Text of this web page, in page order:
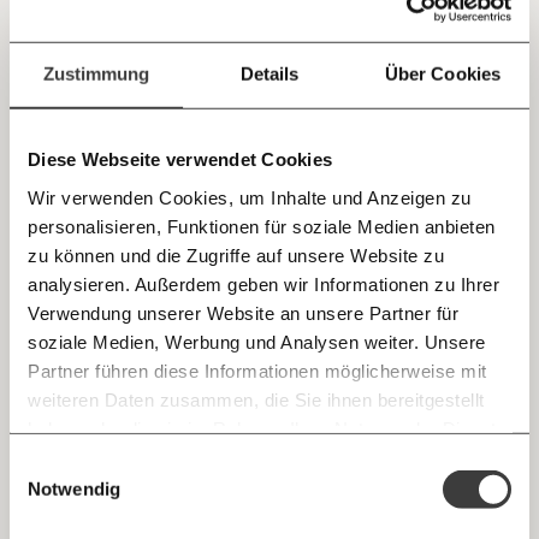
Zustimmung Details Über Cookies
Diese Webseite verwendet Cookies
Wir verwenden Cookies, um Inhalte und Anzeigen zu
personalisieren, Funktionen für soziale Medien anbieten
zu können und die Zugriffe auf unsere Website zu
analysieren. Außerdem geben wir Informationen zu Ihrer
Verwendung unserer Website an unsere Partner für
soziale Medien, Werbung und Analysen weiter. Unsere
Partner führen diese Informationen möglicherweise mit
weiteren Daten zusammen, die Sie ihnen bereitgestellt
Notwendig
Immer auf dem Laufenden
bleiben mit unseren gratis
E-Mail-Newslettern!
Ich werde Fördermitglied* …
Jetzt
einfach
teilen.
E-Mail
Whatsapp
entwickelte die Theorie eines "dritten Geschlechts"
17.04.2023